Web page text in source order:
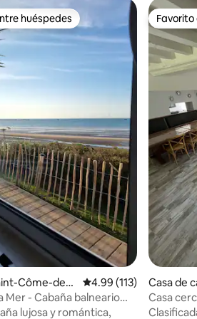
huéspedes preferido
huéspedes
Côme-de-F
Calificación promedio:
4.99 (113)
Mer - Cabaña balneario
lujosa y romántica,
Casa de
Casa